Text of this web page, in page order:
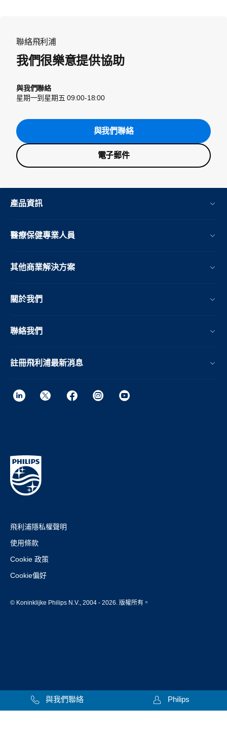
聯絡飛利浦
我們很樂意提供協助
與我們聯絡
星期一到星期五 09:00-18:00
與我們聯絡
電子郵件
產品資訊
醫療保健專業人員
其他商業解決方案
關於我們
聯絡我們
註冊飛利浦最新消息
飛利浦隱私權聲明
使用條款
Cookie 政策
Cookie偏好
© Koninklijke Philips N.V., 2004 - 2026. 版權所有。
與我們聯絡 Philips